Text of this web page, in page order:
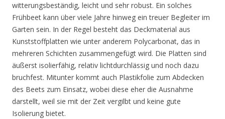
witterungsbeständig, leicht und sehr robust. Ein solches
Frühbeet kann über viele Jahre hinweg ein treuer Begleiter im
Garten sein. In der Regel besteht das Deckmaterial aus
Kunststoffplatten wie unter anderem Polycarbonat, das in
mehreren Schichten zusammengefügt wird. Die Platten sind
äußerst isolierfähig, relativ lichtdurchlässig und noch dazu
bruchfest. Mitunter kommt auch Plastikfolie zum Abdecken
des Beets zum Einsatz, wobei diese eher die Ausnahme
darstellt, weil sie mit der Zeit vergilbt und keine gute
Isolierung bietet.